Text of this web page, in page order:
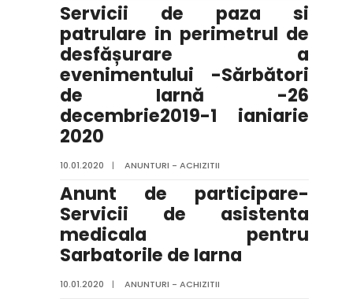
Servicii de paza si
patrulare in perimetrul de
desfășurare a
evenimentului -Sărbători
de Iarnă -26
decembrie2019-1 ianiarie
2020
10.01.2020 | ANUNTURI - ACHIZITII
Anunt de participare-
Servicii de asistenta
medicala pentru
Sarbatorile de Iarna
10.01.2020 | ANUNTURI - ACHIZITII